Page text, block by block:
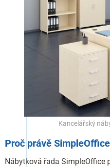
Kancelářský
Proč právě
Nábytková řada SimpleOffice